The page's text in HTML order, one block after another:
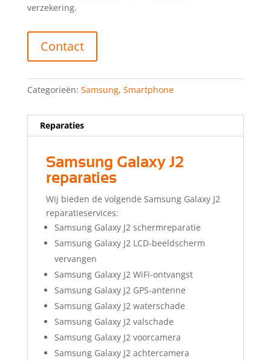
verzekering.
Contact
Categorieën: Samsung, Smartphone
Reparaties
Samsung Galaxy J2
reparaties
Wij bieden de volgende Samsung Galaxy J2
reparatieservices:
Samsung Galaxy J2 schermreparatie
Samsung Galaxy J2 LCD-beeldscherm
vervangen
Samsung Galaxy J2 WiFi-ontvangst
Samsung Galaxy J2 GPS-antenne
Samsung Galaxy J2 waterschade
Samsung Galaxy J2 valschade
Samsung Galaxy J2 voorcamera
Samsung Galaxy J2 achtercamera